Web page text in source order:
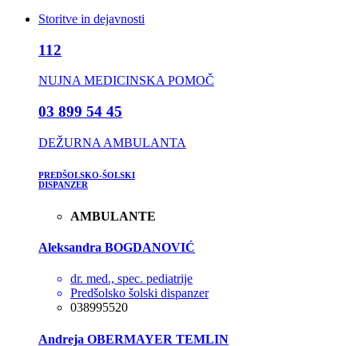
Storitve in dejavnosti
112
NUJNA MEDICINSKA POMOČ
03 899 54 45
DEŽURNA AMBULANTA
PREDŠOLSKO-ŠOLSKI
DISPANZER
AMBULANTE
Aleksandra BOGDANOVIĆ
dr. med., spec. pediatrije
Predšolsko šolski dispanzer
038995520
Andreja OBERMAYER TEMLIN